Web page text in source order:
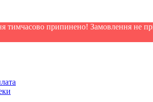
тимчасово припинено! Замовлення не